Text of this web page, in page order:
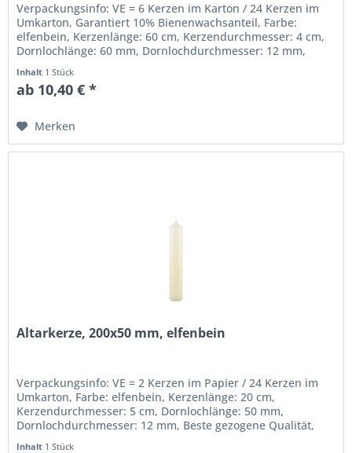
Verpackungsinfo: VE = 6 Kerzen im Karton / 24 Kerzen im
Umkarton, Garantiert 10% Bienenwachsanteil, Farbe:
elfenbein, Kerzenlänge: 60 cm, Kerzendurchmesser: 4 cm,
Dornlochlänge: 60 mm, Dornlochdurchmesser: 12 mm,
Inhalt 1 Stück
ab 10,40 € *
Merken
Altarkerze, 200x50 mm, elfenbein
Verpackungsinfo: VE = 2 Kerzen im Papier / 24 Kerzen im
Umkarton, Farbe: elfenbein, Kerzenlänge: 20 cm,
Kerzendurchmesser: 5 cm, Dornlochlänge: 50 mm,
Dornlochdurchmesser: 12 mm, Beste gezogene Qualität,
Inhalt 1 Stück